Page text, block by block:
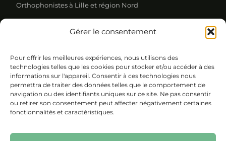
Gérer le consentement
Pour offrir les meilleures expériences, nous utilisons des
technologies telles que les cookies pour stocker et/ou accéder à des
informations sur l'appareil. Consentir à ces technologies nous
permettra de traiter des données telles que le comportement de
navigation ou des identifiants uniques sur ce site. Ne pas consentir
ou retirer son consentement peut affecter négativement certaines
fonctionnalités et caractéristiques.
Orthophonistes à Lille et région Nord
Please leave this field empty.